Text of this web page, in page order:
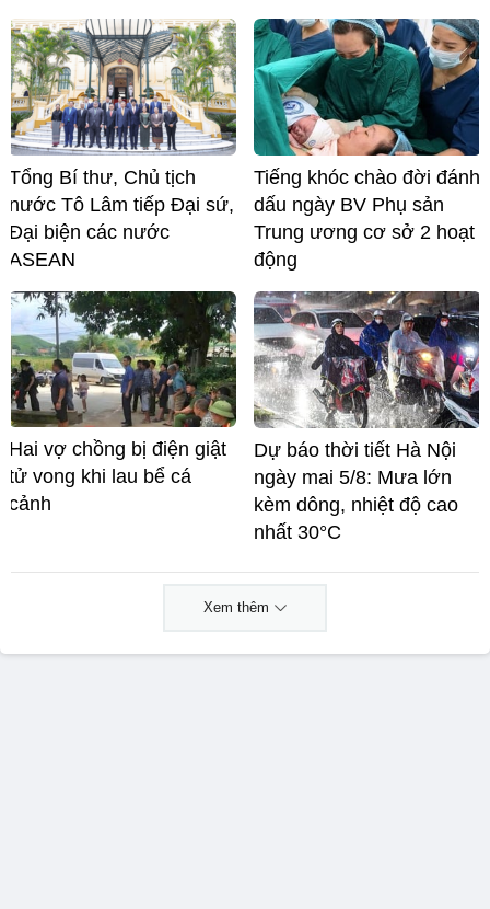
Tổng Bí thư, Chủ tịch
nước Tô Lâm tiếp Đại sứ,
Đại biện các nước
ASEAN
Tiếng khóc chào đời đánh
dấu ngày BV Phụ sản
Trung ương cơ sở 2 hoạt
động
Hai vợ chồng bị điện giật
tử vong khi lau bể cá
cảnh
Dự báo thời tiết Hà Nội
ngày mai 5/8: Mưa lớn
kèm dông, nhiệt độ cao
nhất 30°C
Xem thêm